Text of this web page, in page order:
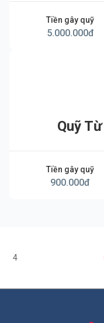
Tiền gây quỹ
5.000.000đ
Quỹ
Tiền gây quỹ
900.000đ
4